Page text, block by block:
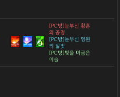
[PC방]눈부신 황혼
의 공명
[PC방]눈부신 영원
의 달빛
[PC방]빛을 머금은
이슬